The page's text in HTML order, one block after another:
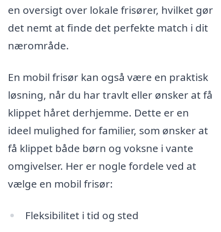
en oversigt over lokale frisører, hvilket gør
det nemt at finde det perfekte match i dit
nærområde.
En mobil frisør kan også være en praktisk
løsning, når du har travlt eller ønsker at få
klippet håret derhjemme. Dette er en
ideel mulighed for familier, som ønsker at
få klippet både børn og voksne i vante
omgivelser. Her er nogle fordele ved at
vælge en mobil frisør:
Fleksibilitet i tid og sted